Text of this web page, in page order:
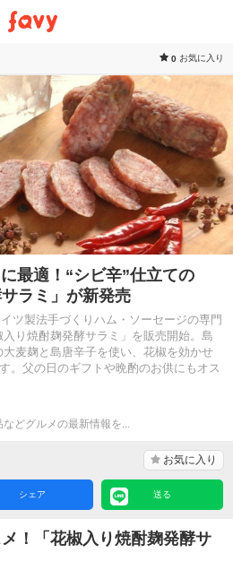
0 お気に入り
最適！“シビ辛”仕立ての
ラミ」が新発売
ツ製法手づくりハム・ソーセージの専門
り焼酎麹発酵サラミ」を販売開始。島
麦麹と島唐辛子を使い、花椒を効かせ
。父の日のギフトや晩酌のお供にもオス
どグルメの最新情報を...
お気に入り
シェア 送る
！「花椒入り焼酎麹発酵サ